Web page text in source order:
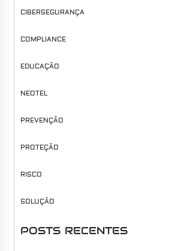
CIBERSEGURANÇA
COMPLIANCE
EDUCAÇÃO
NEOTEL
PREVENÇÃO
PROTEÇÃO
RISCO
SOLUÇÃO
POSTS RECENTES